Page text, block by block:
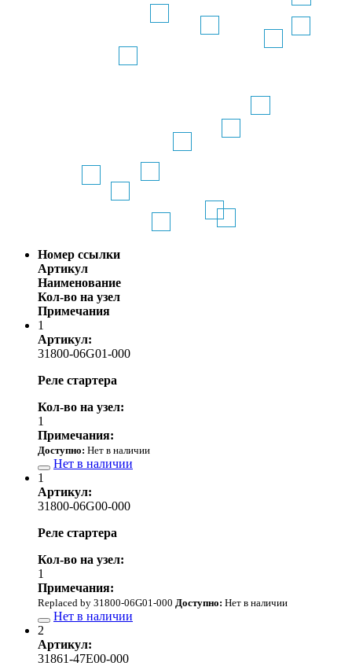
Номер ссылки
Артикул
Наименование
Кол-во на узел
Примечания
1
Артикул:
31800-06G01-000
Реле стартера
Кол-во на узел:
1
Примечания:
Доступно: Нет в наличии
Нет в наличии
1
Артикул:
31800-06G00-000
Реле стартера
Кол-во на узел:
1
Примечания:
Replaced by 31800-06G01-000 Доступно: Нет в наличии
Нет в наличии
2
Артикул:
31861-47E00-000